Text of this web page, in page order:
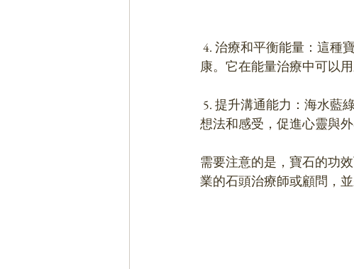
康。它在能量治療中可以
想法和感受，促進心靈與外
需要注意的是，寶石的功
業的石頭治療師或顧問，